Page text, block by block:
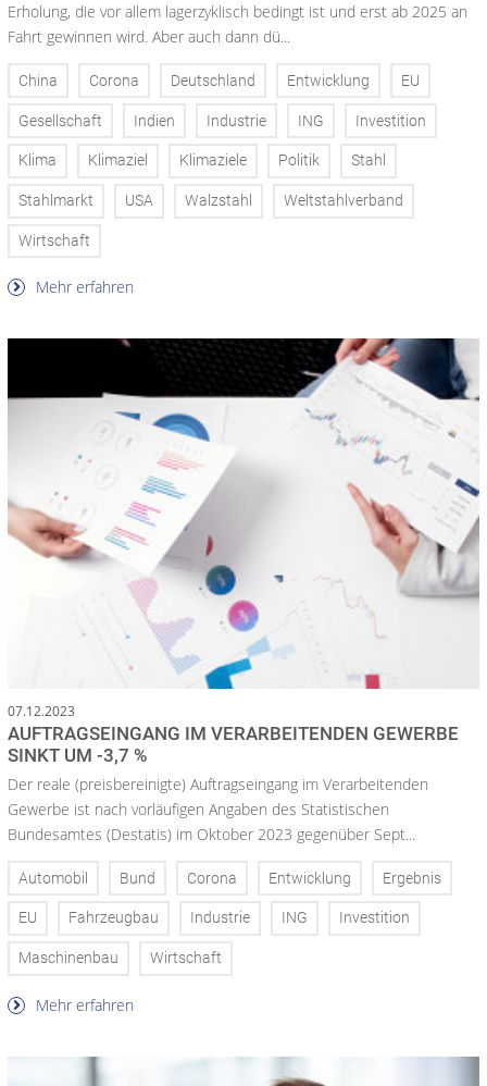
Erholung, die vor allem lagerzyklisch bedingt ist und erst ab 2025 an
Fahrt gewinnen wird. Aber auch dann dü...
China Corona Deutschland Entwicklung EU
Gesellschaft Indien Industrie ING Investition
Klima Klimaziel Klimaziele Politik Stahl
Stahlmarkt USA Walzstahl Weltstahlverband
Wirtschaft
Mehr erfahren
07.12.2023
AUFTRAGSEINGANG IM VERARBEITENDEN GEWERBE
SINKT UM -3,7 %
Der reale (preisbereinigte) Auftragseingang im Verarbeitenden
Gewerbe ist nach vorläufigen Angaben des Statistischen
Bundesamtes (Destatis) im Oktober 2023 gegenüber Sept...
Automobil Bund Corona Entwicklung Ergebnis
EU Fahrzeugbau Industrie ING Investition
Maschinenbau Wirtschaft
Mehr erfahren